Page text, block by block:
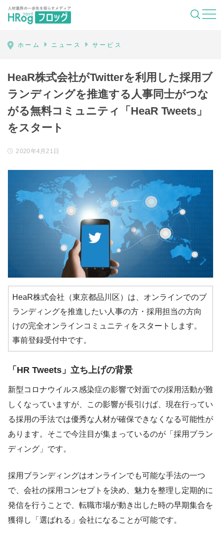
HRog | 人材業界の一歩先を照らすメディ
ホーム ニュース サービス
HeaR株式会社がTwitterを利用した採用ブ
ランディングを推進する人事同士がつな
がる無料コミュニティ「HeaR Tweets」
をスタート
2020年4月21日
HeaR株式会社（東京都品川区）は、オンラインでのブ
ランディングを推進したい人事の方・採用担当の方向
けの完全オンラインコミュニティをスタートします。
事前登録受付中です。
「HR Tweets」立ち上げの背景
新型コロナウイルス感染症の影響で対面での採用活動が難
しくなっていますが、この影響が長引けば、現在行ってい
る採用の手法では優秀な人材が確保できなくなる可能性が
あります。そこで今注目が集まっているのが「採用ブラン
ディング」です。
採用ブランディングはオンラインでも可能な手法の一つ
で、会社の採用コンセプトを決め、魅力を整理し定期的に
発信を行うことで、転職市場が動き出した時の早期集合を
獲得し「選ばれる」会社になることが可能です。